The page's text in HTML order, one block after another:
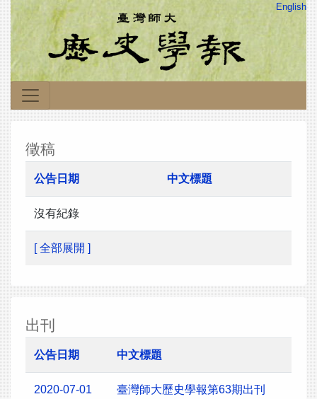
English
徵稿
公告日期 中文標題
沒有紀錄
[ 全部展開 ]
出刊
公告日期 中文標題
2020-07-01 臺灣師大歷史學報第63期出刊